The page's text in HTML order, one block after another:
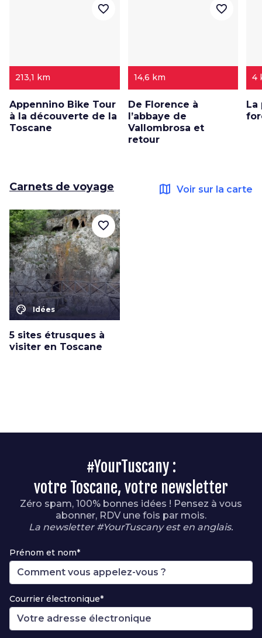
213,1 km
Appennino Bike Tour
à la découverte de la
Toscane
favorite_border
14,6 km
De Florence à
l’abbaye de
Vallombrosa et
retour
favorite_border
4
La
Carnets de voyage map Voir sur la carte
color_lens Idées
5 sites étrusques à
visiter en Toscane
favorite_border
#YourTuscany :
votre Toscane, votre newsletter
Zéro spam, 100% bonnes idées ! Pensez à vous
abonner, RDV une fois par mois.
La newsletter #YourTuscany est en anglais.
Prénom et nom*
Courrier électronique*